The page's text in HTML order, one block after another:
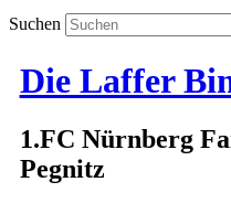
Suchen
Die Laffer
1.FC Nürnberg
Pegnitz